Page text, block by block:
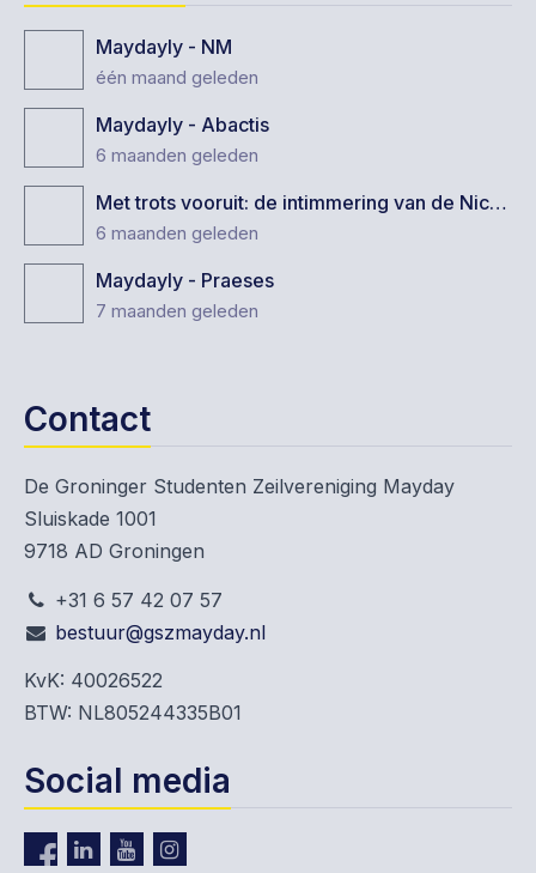
Maydayly - NM
één maand geleden
Maydayly - Abactis
6 maanden geleden
Met trots vooruit: de intimmering van de Nicolaas Mulerius
6 maanden geleden
Maydayly - Praeses
7 maanden geleden
Contact
De Groninger Studenten Zeilvereniging Mayday
Sluiskade 1001
9718 AD Groningen
+31 6 57 42 07 57
bestuur@gszmayday.nl
KvK: 40026522
BTW: NL805244335B01
Social media